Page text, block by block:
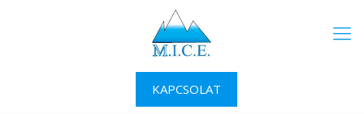
KAPCSOLAT